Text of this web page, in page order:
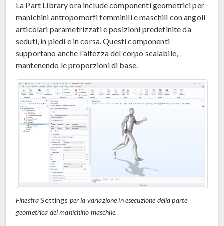
La Part Library ora include componenti geometrici per
manichini antropomorfi femminili e maschili con angoli
articolari parametrizzati e posizioni predefinite da
seduti, in piedi e in corsa. Questi componenti
supportano anche l'altezza del corpo scalabile,
mantenendo le proporzioni di base.
FinestraSettings per la variazione in esecuzione della parte
geometrica del manichino maschile.